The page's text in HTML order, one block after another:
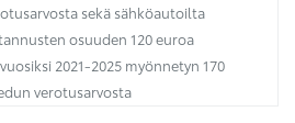
sekä sähköautoilta
osuuden 120 euroa
2021-2025 myönnetyn 170
verotusarvosta